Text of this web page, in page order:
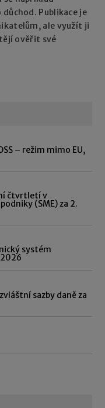
Publikace je
ale využít ji
ověřit své
– režim mimo EU,
čtvrtletí v
(SME) za 2.
systém
sazby daně za